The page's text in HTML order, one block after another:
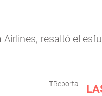
resaltó el
TReporta